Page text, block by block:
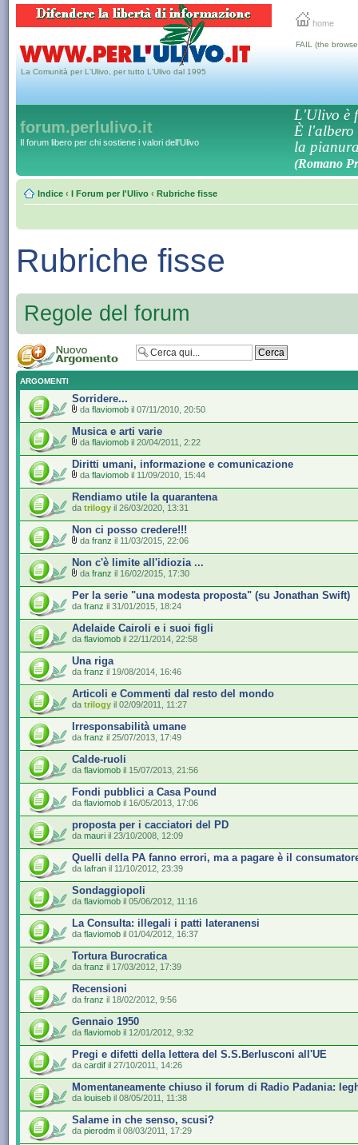
home
La Comunità per L'Ulivo, per tutto L'Ulivo dal 1995
FAIL (the
forum.perlulivo.it
Il forum libero per chi sostiene i valori dell'Ulivo
L'Ulivo è
È l'albero
la
(Romano
Indice ‹ I Forum per l'Ulivo ‹ Rubriche fisse
Rubriche fisse
Regole del forum
ARGOMENTI
Sorridere...
da flaviomob il 07/11/2010, 20:50
Musica e arti varie
da flaviomob il 20/04/2011, 2:22
Diritti umani, informazione e comunicazione
da flaviomob il 11/09/2010, 15:44
Rendiamo utile la quarantena
da trilogy il 26/03/2020, 13:31
Non ci posso credere!!!
da franz il 11/03/2015, 22:06
Non c'è limite all'idiozia ...
da franz il 16/02/2015, 17:30
Per la serie "una modesta proposta" (su Jonathan Swift)
da franz il 31/01/2015, 18:24
Adelaide Cairoli e i suoi figli
da flaviomob il 22/11/2014, 22:58
Una riga
da franz il 19/08/2014, 16:46
Articoli e Commenti dal resto del mondo
da trilogy il 02/09/2011, 11:27
Irresponsabilità umane
da franz il 25/07/2013, 17:49
Calde-ruoli
da flaviomob il 15/07/2013, 21:56
Fondi pubblici a Casa Pound
da flaviomob il 16/05/2013, 17:06
proposta per i cacciatori del PD
da mauri il 23/10/2008, 12:09
Quelli della PA fanno errori, ma a pagare è il
da Iafran il 11/10/2012, 23:39
Sondaggiopoli
da flaviomob il 05/06/2012, 11:16
La Consulta: illegali i patti lateranensi
da flaviomob il 01/04/2012, 16:37
Tortura Burocratica
da franz il 17/03/2012, 17:39
Recensioni
da franz il 18/02/2012, 9:56
Gennaio 1950
da flaviomob il 12/01/2012, 9:32
Pregi e difetti della lettera del S.S.Berlusconi all'UE
da cardif il 27/10/2011, 14:26
Momentaneamente chiuso il forum di Radio Padania:
da louiseb il 08/05/2011, 11:38
Salame in che senso, scusi?
da pierodm il 08/03/2011, 17:29